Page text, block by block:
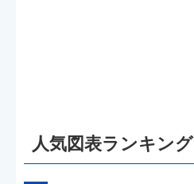
人気図表ランキング